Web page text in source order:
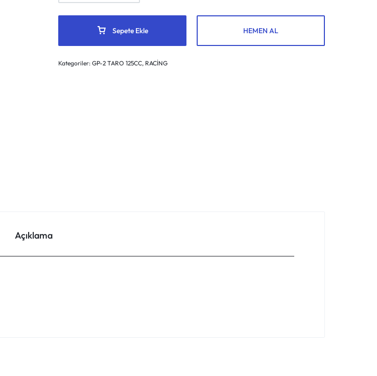
Sepete Ekle HEMEN AL
Kategoriler:GP-2 TARO 125CC, RACİNG
Açıklama